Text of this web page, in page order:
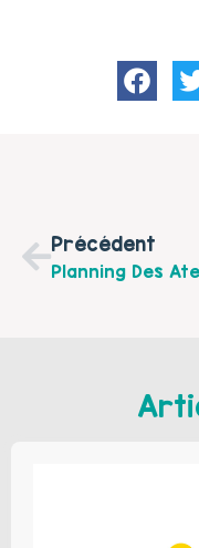
Précédent